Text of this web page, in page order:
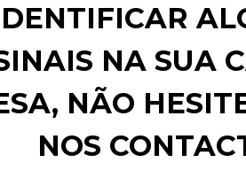
NA SUA
NÃO
NOS